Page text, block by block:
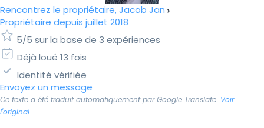
Rencontrez le propriétaire, Jacob Jan
Propriétaire depuis juillet 2018
5/5 sur la base de 3 expériences
Déjà loué 13 fois
Identité vérifiée
Envoyez un message
Ce texte a été traduit automatiquement par Google Translate. Voir
l'original